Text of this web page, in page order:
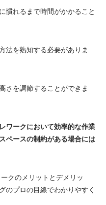
慣れるまで時間がかかること
法を熟知する必要がありま
さを調節することができま
ワークにおいて効率的な作業
ペースの制約がある場合には
クのメリットとデメリッ
のプロの目線でわかりやすく